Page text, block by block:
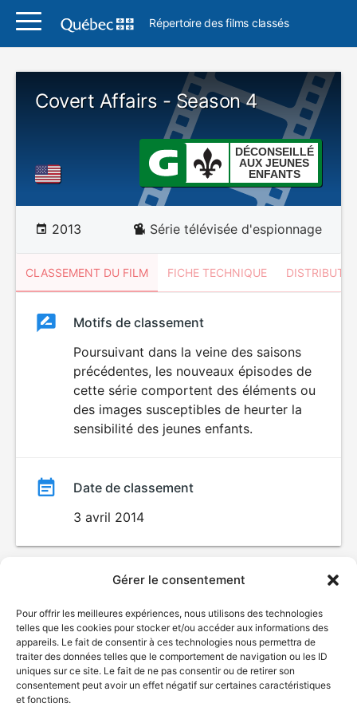
Gérer le consentement
Pour offrir les meilleures expériences, nous utilisons des technologies
telles que les cookies pour stocker et/ou accéder aux informations des
appareils. Le fait de consentir à ces technologies nous permettra de
traiter des données telles que le comportement de navigation ou les ID
uniques sur ce site. Le fait de ne pas consentir ou de retirer son
consentement peut avoir un effet négatif sur certaines caractéristiques
et fonctions.
Répertoire des films classés
Covert Affairs - Season 4
DÉCONSEILLÉ
AUX JEUNES
ENFANTS
2013 Série télévisée d'espionnage
CLASSEMENT DU FILM FICHE TECHNIQUE
ClassementClassement
DÉCONSEILLÉ
AUX JEUNES
ENFANTS
Motifs de classement
Poursuivant dans la veine des saisons
précédentes, les nouveaux épisodes de
cette série comportent des éléments ou
des images susceptibles de heurter la
sensibilité des jeunes enfants.
Date de classement
3 avril 2014